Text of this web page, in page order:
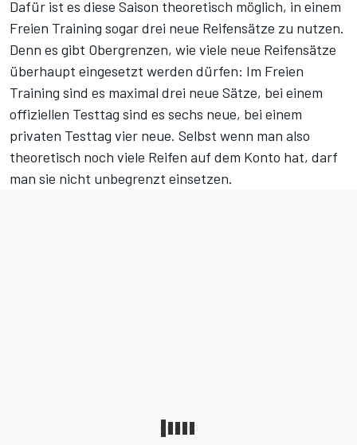
Dafür ist es diese Saison theoretisch möglich, in einem
Freien Training sogar drei neue Reifensätze zu nutzen.
Denn es gibt Obergrenzen, wie viele neue Reifensätze
überhaupt eingesetzt werden dürfen: Im Freien
Training sind es maximal drei neue Sätze, bei einem
offiziellen Testtag sind es sechs neue, bei einem
privaten Testtag vier neue. Selbst wenn man also
theoretisch noch viele Reifen auf dem Konto hat, darf
man sie nicht unbegrenzt einsetzen.